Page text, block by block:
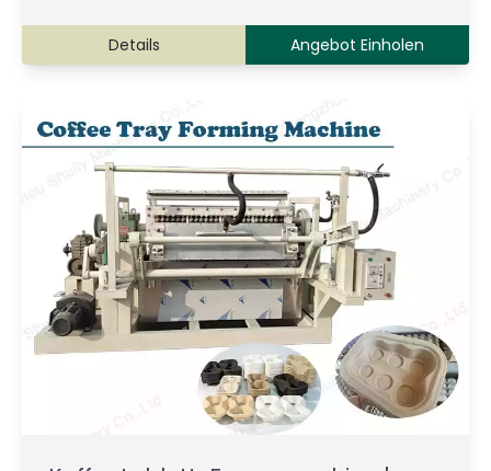
Details Angebot Einholen